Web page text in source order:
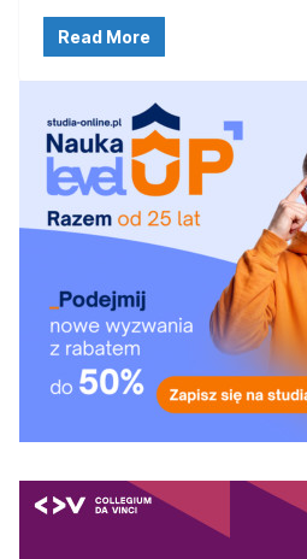
Read More